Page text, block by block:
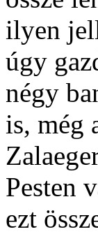
ilyen
úgy
négy
is, még
Pesten
ezt